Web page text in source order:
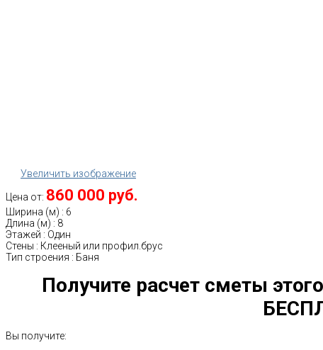
Увеличить изображение
Цена от: 860 000 руб.
Ширина (м) : 6
Длина (м) : 8
Этажей : Один
Стены : Клееный или профил.брус
Тип строения : Баня
Получите расчет сметы
Вы получите: